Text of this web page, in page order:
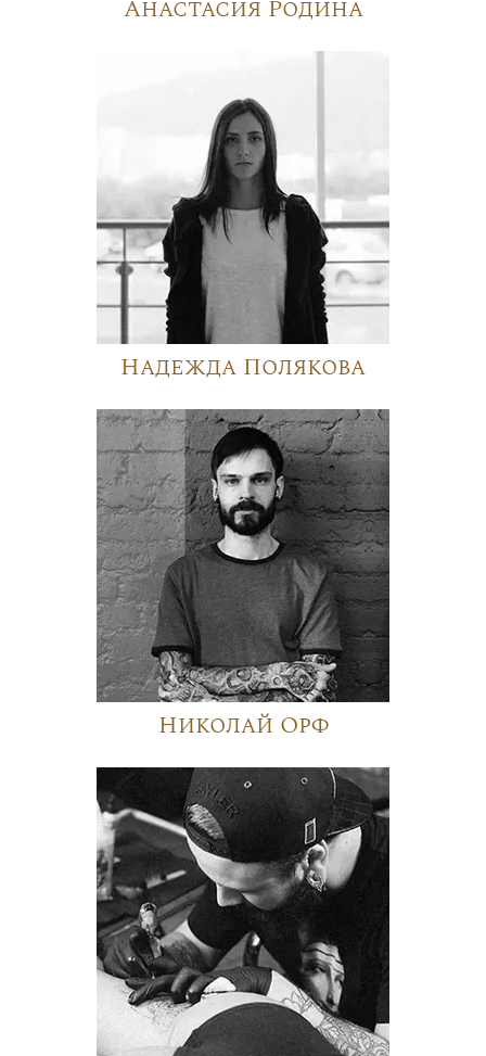
Анастасия Родина
Надежда Полякова
Николай Орф